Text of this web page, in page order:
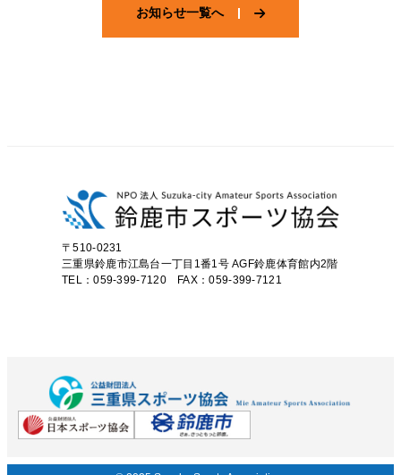
お知らせ一覧へ
〒510-0231
三重県鈴鹿市江島台一丁目1番1号AGF鈴鹿体育館内2階
TEL：059-399-7120 FAX：059-399-7121